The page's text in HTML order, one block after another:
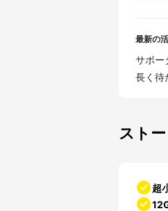
最新の
サポーターの皆様 この度は、ミニ
長く待
スト
超